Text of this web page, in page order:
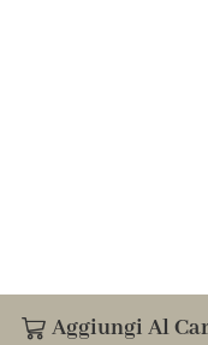
Aggiungi Al